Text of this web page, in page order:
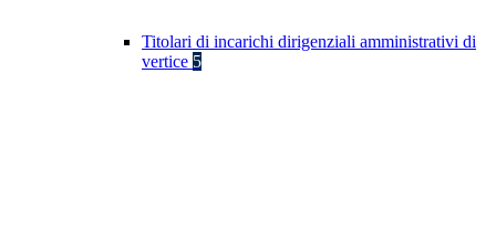
Titolari di incarichi dirigenziali amministrativi di
vertice 5